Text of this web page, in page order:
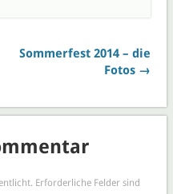
Sommerfest 2014 – die
Fotos →
Erforderliche Felder sind